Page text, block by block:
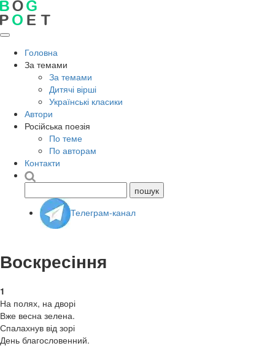
Головна
За темами
За темами
Дитячі вірші
Українські класики
Автори
Російська поезія
По теме
По авторам
Контакти
Телеграм-канал
Воскресіння
1
На полях, на дворі
Вже весна зелена.
Спалахнув від зорі
День благословенний.